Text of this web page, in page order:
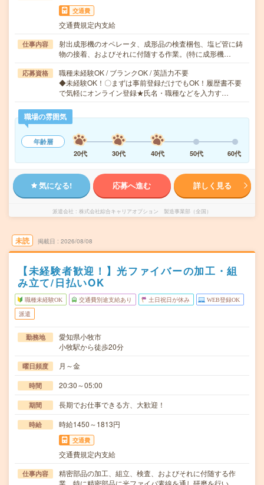
交通費
交通費規定内支給
仕事内容
射出成形機のオペレータ、成形品の検査梱包、塩ビ管に鋳
物の接着、およびそれに付随する作業。(特に成形機…
応募資格
職種未経験OK / ブランクOK / 英語力不要
◆未経験OK！〇まずは事前登録だけでもOK！履歴書不要
で気軽にオンライン登録★氏名・職種などを入力す…
職場の雰囲気
年齢層
20代
30代 40代 50代 60代
気になる! 応募へ進む 詳しく見る
派遣会社 株式会社綜合キャリアオプション 製造事業部（全国）
未読 掲載日 2026/08/08
【未経験者歓迎！】光ファイバーの加工・組
み立て/日払いOK
職種未経験OK 交通費別途支給あり 土日祝日が休み WEB登録OK
派遣
勤務地
愛知県小牧市
小牧駅から徒歩20分
曜日頻度 月～金
時間 20:30～05:00
期間 長期でお仕事できる方、大歓迎！
時給 時給1450～1813円
交通費
交通費規定内支給
仕事内容
精密部品の加工、組立、検査、およびそれに付随する作
業。特に精密部品に光ファイバ素線を通し研磨を行い、…